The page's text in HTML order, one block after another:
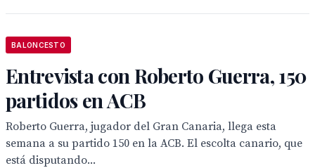
BALONCESTO
Entrevista con Roberto Guerra, 150
partidos en ACB
Roberto Guerra, jugador del Gran Canaria, llega esta
semana a su partido 150 en la ACB. El escolta canario, que
está disputando...